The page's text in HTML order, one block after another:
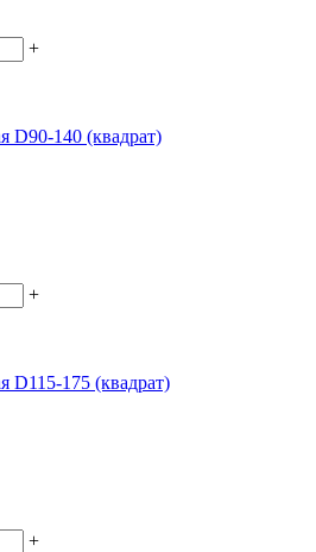
+
D90-140 (квадрат)
+
D115-175 (квадрат)
+